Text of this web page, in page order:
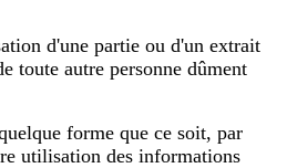
d'une partie ou d'un extrait
toute autre personne dûment
forme que ce soit, par
utilisation des informations